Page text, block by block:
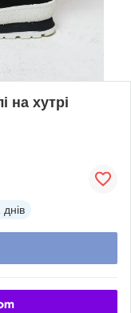
на хутрі
днів